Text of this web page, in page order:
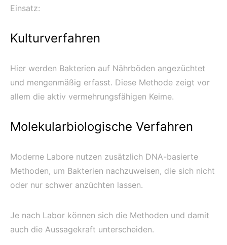
Einsatz:
Kulturverfahren
Hier werden Bakterien auf Nährböden angezüchtet
und mengenmäßig erfasst. Diese Methode zeigt vor
allem die aktiv vermehrungsfähigen Keime.
Molekularbiologische Verfahren
Moderne Labore nutzen zusätzlich DNA-basierte
Methoden, um Bakterien nachzuweisen, die sich nicht
oder nur schwer anzüchten lassen.
Je nach Labor können sich die Methoden und damit
auch die Aussagekraft unterscheiden.